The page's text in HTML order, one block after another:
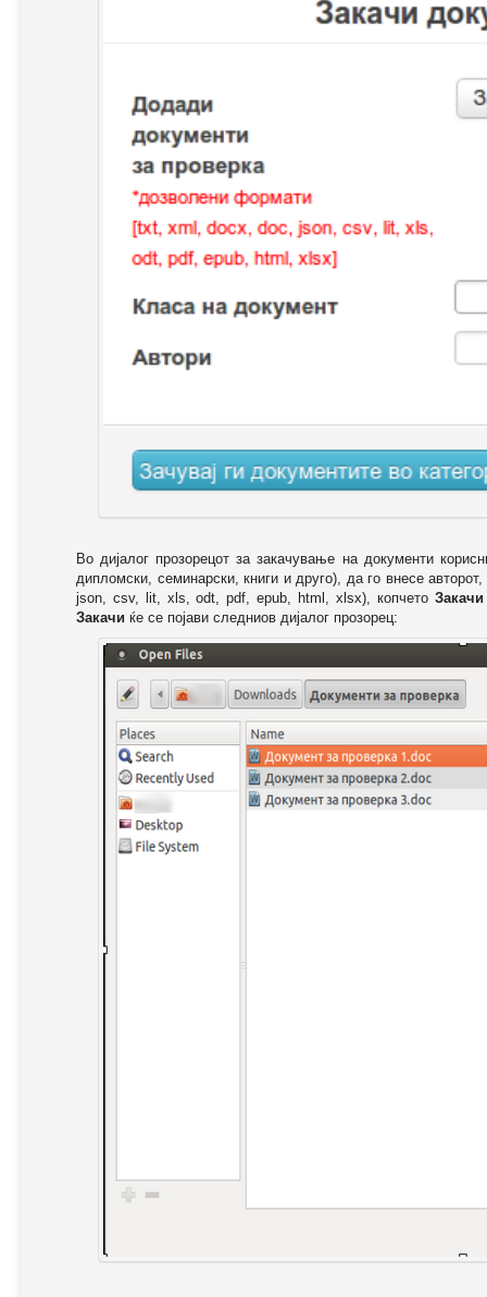
Во дијалог прозорецот за закачување на документи
дипломски, семинарски, книги и друго), да го внесе
json, csv, lit, xls, odt, pdf, epub, html, xlsx), копчето Закачи
Закачи ќе се појави следниов дијалог прозорец: